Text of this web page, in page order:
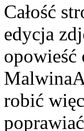
Całość
edycja
opowieść
robić